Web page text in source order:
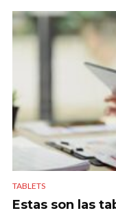
TABLETS
Estas son las